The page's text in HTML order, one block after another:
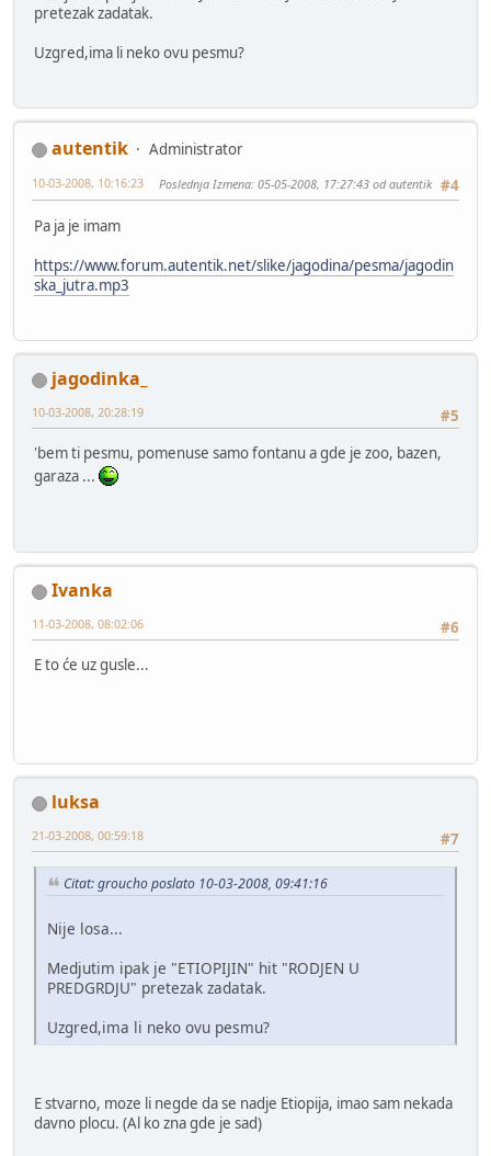
pretezak zadatak.
Uzgred,ima li neko ovu pesmu?
autentik
Administrator
#4
10-03-2008, 10:16:23 Poslednja Izmena: 05-05-2008, 17:27:43 od autentik
Pa ja je imam
https://www.forum.autentik.net/slike/jagodina/pesma/jagodin
ska_jutra.mp3
jagodinka_
#5
10-03-2008, 20:28:19
'bem ti pesmu, pomenuse samo fontanu a gde je zoo, bazen,
garaza ...
Ivanka
#6
11-03-2008, 08:02:06
E to će uz gusle...
luksa
#7
21-03-2008, 00:59:18
Citat: groucho poslato 10-03-2008, 09:41:16
Nije losa...
Medjutim ipak je "ETIOPIJIN" hit "RODJEN U
PREDGRDJU" pretezak zadatak.
Uzgred,ima li neko ovu pesmu?
E stvarno, moze li negde da se nadje Etiopija, imao sam nekada
davno plocu. (Al ko zna gde je sad)